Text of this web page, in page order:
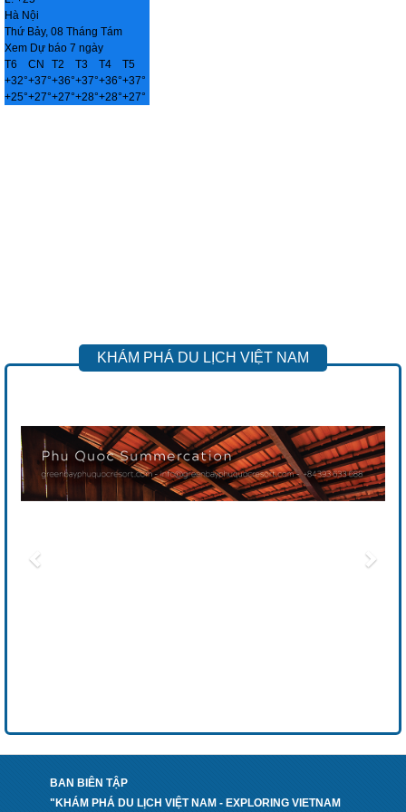
Hà Nội
Thứ Bảy, 08 Tháng Tám
Xem Dự báo 7 ngày
T6
CN T2 T3 T4
T5
+32°+37°+36°+37°+36°+37°
+25°+27°+27°+28°+28°+27°
KHÁM PHÁ DU LỊCH VIỆT NAM
BAN BIÊN TẬP
"KHÁM PHÁ DU LỊCH VIỆT NAM - EXPLORING VIETNAM